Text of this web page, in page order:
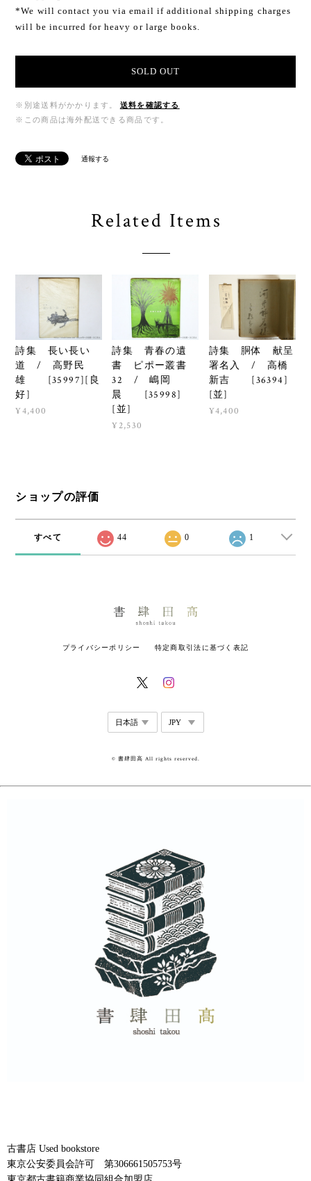
*We will contact you via email if additional shipping charges
will be incurred for heavy or large books.
SOLD OUT
※別途送料がかかります。
送料を確認する
※この商品は海外配送できる商品です。
通報する
Related Items
詩集 長い長い
道 / 高野民
雄 [35997][良
好]
¥4,400
詩集 青春の遺
書 ピポー叢書
32 / 嶋岡
晨 [35998]
[並]
¥2,530
詩集 胴体 献呈
署名入 / 高橋
新吉 [36394]
[並]
¥4,400
ショップの評価
すべて 44 0 1
プライバシーポリシー 特定商取引法に基づく表記
© 書肆田高 All rights reserved.
古書店 Used bookstore
東京公安委員会許可 第306661505753号